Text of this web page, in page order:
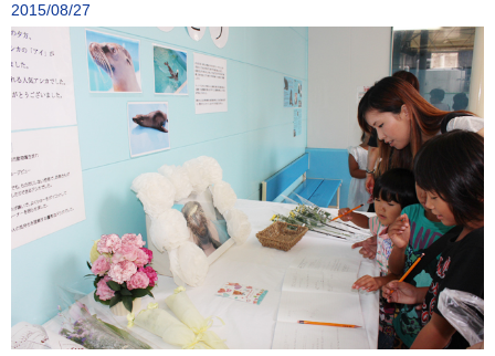
2015/08/27